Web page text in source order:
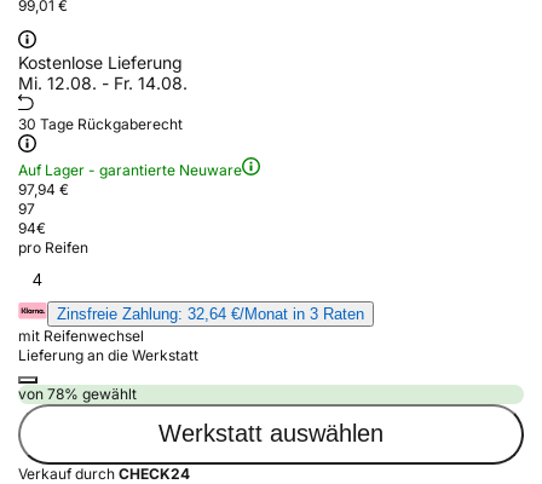
99,01 €
Kostenlose Lieferung
Mi. 12.08. - Fr. 14.08.
30 Tage Rückgaberecht
Auf Lager - garantierte Neuware
97,94 €
97
94€
pro Reifen
4
Zinsfreie Zahlung: 32,64 €/Monat in 3 Raten
mit Reifenwechsel
Lieferung an die Werkstatt
von 78% gewählt
Werkstatt auswählen
Verkauf durch CHECK24